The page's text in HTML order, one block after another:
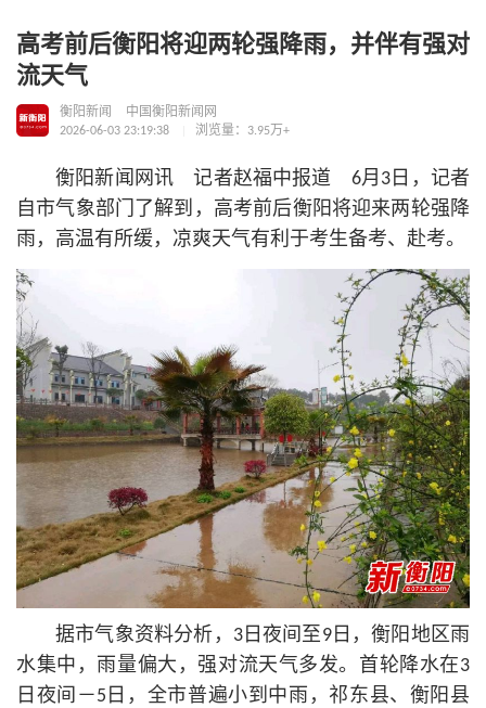
高考前后衡阳将迎两轮强降雨，并伴有强对
流天气
衡阳新闻
中国衡阳新闻网
2026-06-03 23:19:38
浏览量：3.95万+
衡阳新闻网讯 记者赵福中报道 6月3日，记者
自市气象部门了解到，高考前后衡阳将迎来两轮强降
雨，高温有所缓，凉爽天气有利于考生备考、赴考。
据市气象资料分析，3日夜间至9日，衡阳地区雨
水集中，雨量偏大，强对流天气多发。首轮降水在3
日夜间－5日，全市普遍小到中雨，祁东县、衡阳县